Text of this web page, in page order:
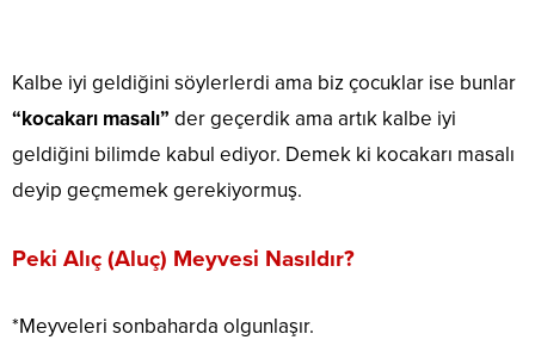
Kalbe iyi geldiğini söylerlerdi ama biz çocuklar ise bunlar
“kocakarı masalı” der geçerdik ama artık kalbe iyi
geldiğini bilimde kabul ediyor. Demek ki kocakarı masalı
deyip geçmemek gerekiyormuş.
Peki Alıç (Aluç) Meyvesi Nasıldır?
*Meyveleri sonbaharda olgunlaşır.